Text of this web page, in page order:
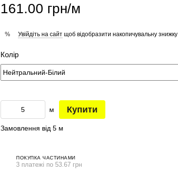
161.00 грн/м
% Увійдіть на сайт щоб відобразити накопичувальну знижку
Колір
м Купити
Замовлення від 5 м
ПОКУПКА ЧАСТИНАМИ
3 платежі по 53.67 грн